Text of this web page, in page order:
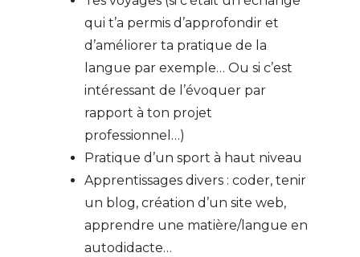
qui t’a permis d’approfondir et
d’améliorer ta pratique de la
langue par exemple… Ou si c’est
intéressant de l’évoquer par
rapport à ton projet
professionnel…)
Pratique d’un sport à haut niveau
Apprentissages divers : coder, tenir
un blog, création d’un site web,
apprendre une matière/langue en
autodidacte…